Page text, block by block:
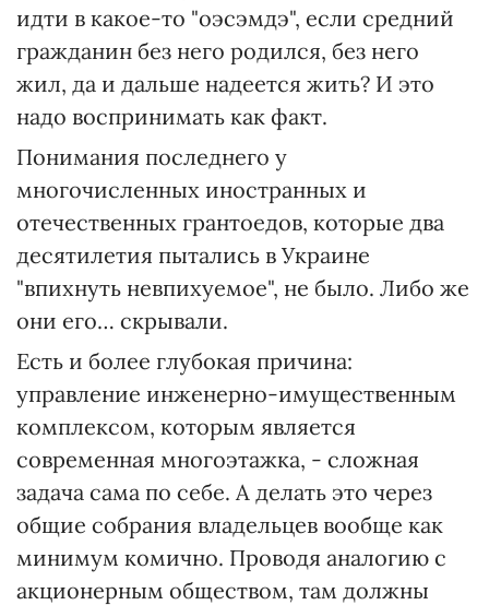
идти в какое-то "оэсэмдэ", если средний
гражданин без него родился, без него
жил, да и дальше надеется жить? И это
надо воспринимать как факт.
Понимания последнего у
многочисленных иностранных и
отечественных грантоедов, которые два
десятилетия пытались в Украине
"впихнуть невпихуемое", не было. Либо же
они его… скрывали.
Есть и более глубокая причина:
управление инженерно-имущественным
комплексом, которым является
современная многоэтажка, - сложная
задача сама по себе. А делать это через
общие собрания владельцев вообще как
минимум комично. Проводя аналогию с
акционерным обществом, там должны